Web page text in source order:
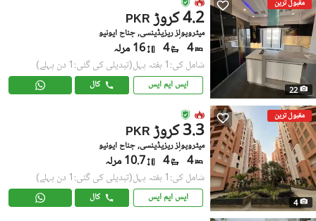
مقبول ترین
22
PKR 4.2 کروڑ
میٹروپولِز ریزیڈینسی, جناح ایونیو
4
4 16 مرلہ
شامل کی:1 ہفتہ پہل (تبدیلی کی گئی:1 دن پہلے)
ایس ایم ایس کال
مقبول ترین
4
PKR 3.3 کروڑ
میٹروپولِز ریزیڈینسی, جناح ایونیو
4
4 10.7 مرلہ
شامل کی:1 ہفتہ پہل (تبدیلی کی گئی:1 دن پہلے)
ایس ایم ایس کال